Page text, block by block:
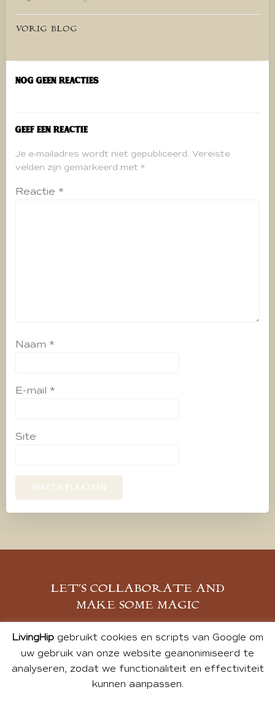
Bericht
navigatie
VORIG BLOG
Nog geen reacties
Geef een reactie
Je e-mailadres wordt niet gepubliceerd. Vereiste
velden zijn gemarkeerd met *
Reactie *
Naam *
E-mail *
Site
LET’S COLLABORATE AND
MAKE SOME MAGIC
MELD JE AAN
LivingHipgebruikt cookies en scripts van Google om
uw gebruik van onze website geanonimiseerd te
analyseren, zodat we functionaliteit en effectiviteit
kunnen aanpassen.